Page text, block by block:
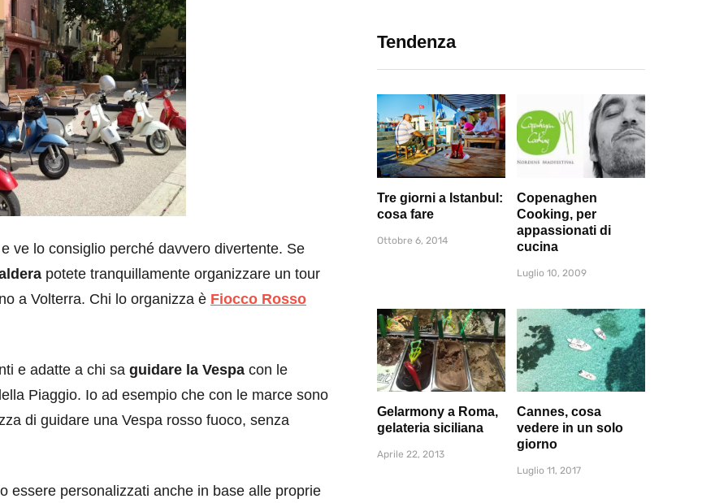
ve lo consiglio perché davvero divertente. Se
potete tranquillamente organizzare un tour
a Volterra. Chi lo organizza è Fiocco Rosso
e adatte a chi sa guidare la Vespa con le
Piaggio. Io ad esempio che con le marce sono
di guidare una Vespa rosso fuoco, senza
essere personalizzati anche in base alle proprie
Tendenza
Tre giorni a Istanbul:
cosa fare
Ottobre 6, 2014
Copenaghen
Cooking, per
appassionati di
cucina
Luglio 10, 2009
Gelarmony a Roma,
gelateria siciliana
Aprile 22, 2013
Cannes, cosa
vedere in un solo
giorno
Luglio 11, 2017